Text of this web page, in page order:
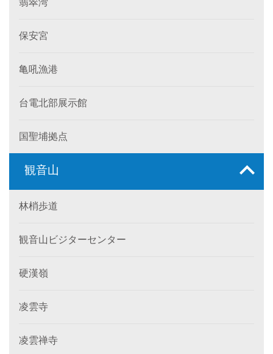
保安宮
亀吼漁港
台電北部展示館
国聖埔拠点
観音山
林梢歩道
観音山ビジターセンター
硬漢嶺
凌雲寺
凌雲禅寺